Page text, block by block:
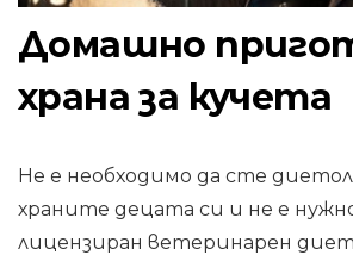
Домашно
храна за кучета
Не е необходимо да сте
храните децата си и не е
лицензиран ветеринарен